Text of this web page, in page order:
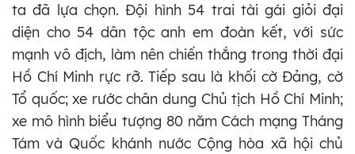
ta đã lựa chọn. Đội hình 54 trai tài gái giỏi đại
diện cho 54 dân tộc anh em đoàn kết, với sức
mạnh vô địch, làm nên chiến thắng trong thời đại
Hồ Chí Minh rực rỡ. Tiếp sau là khối cờ Đảng, cờ
Tổ quốc; xe rước chân dung Chủ tịch Hồ Chí Minh;
xe mô hình biểu tượng 80 năm Cách mạng Tháng
Tám và Quốc khánh nước Cộng hòa xã hội chủ